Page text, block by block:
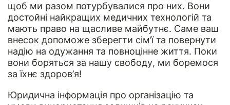
щоб ми разом потурбувалися про них. Вони
достойні найкращих медичних технологій та
мають право на щасливе майбутнє. Саме ваш
внесок допоможе зберегти сім’ї та повернути
надію на одужання та повноцінне життя. Поки
вони боряться за нашу свободу, ми боремося
за їхнє здоров’я!
Юридична інформація про організацію та